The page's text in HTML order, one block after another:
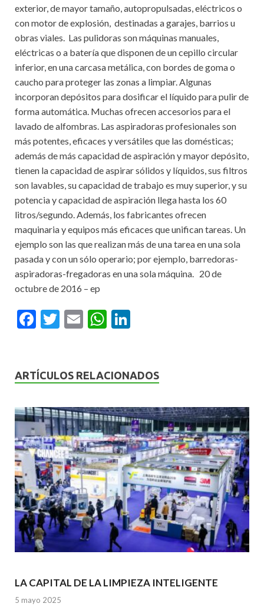
exterior, de mayor tamaño, autopropulsadas, eléctricos o
con motor de explosión, destinadas a garajes, barrios u
obras viales. Las pulidoras son máquinas manuales,
eléctricas o a batería que disponen de un cepillo circular
inferior, en una carcasa metálica, con bordes de goma o
caucho para proteger las zonas a limpiar. Algunas
incorporan depósitos para dosificar el líquido para pulir de
forma automática. Muchas ofrecen accesorios para el
lavado de alfombras. Las aspiradoras profesionales son
más potentes, eficaces y versátiles que las domésticas;
además de más capacidad de aspiración y mayor depósito,
tienen la capacidad de aspirar sólidos y líquidos, sus filtros
son lavables, su capacidad de trabajo es muy superior, y su
potencia y capacidad de aspiración llega hasta los 60
litros/segundo. Además, los fabricantes ofrecen
maquinaria y equipos más eficaces que unifican tareas. Un
ejemplo son las que realizan más de una tarea en una sola
pasada y con un sólo operario; por ejemplo, barredoras-
aspiradoras-fregadoras en una sola máquina. 20 de
octubre de 2016 – ep
F
b
o
k
T
er
E
l
W
s
p
p
dI
ARTÍCULOS RELACIONADOS
LA CAPITAL DE LA LIMPIEZA INTELIGENTE
5 mayo 2025